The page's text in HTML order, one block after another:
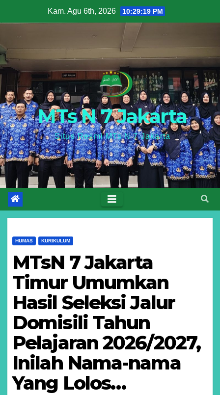
to
Kam. Agu 6th, 2026 10:29:20 PM
MTs N 7 Jakarta
Situs Resmi MTs N 7 Jakarta
HUMAS KURIKULUM
MTsN 7 Jakarta
Timur Umumkan
Hasil Seleksi Jalur
Domisili Tahun
Pelajaran 2026/2027,
Inilah Nama-nama
Yang Lolos…